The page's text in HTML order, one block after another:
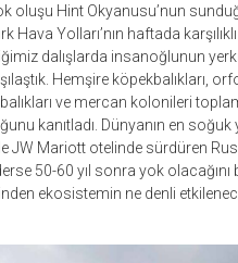
oluşu Hint Okyanusu’nun
Yolları’nın haftada
dalışlarda insanoğlunun
Hemşire köpekbalıkları,
ve mercan kolonileri
kanıtladı. Dünyanın en
JW Mariott otelinde sürdüren
50-60 yıl sonra yok
ekosistemin ne denli